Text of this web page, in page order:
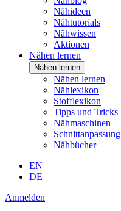
Nähideen
Nähtutorials
Nähwissen
Aktionen
Nähen lernen
Nähen lernen
Nähen lernen
Nählexikon
Stofflexikon
Tipps und Tricks
Nähmaschinen
Schnittanpassung
Nähbücher
EN
DE
Anmelden